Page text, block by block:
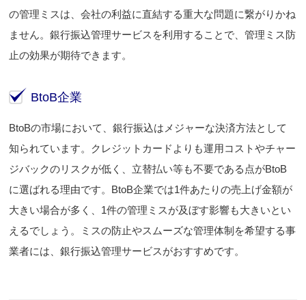
の管理ミスは、会社の利益に直結する重大な問題に繋がりかね
ません。銀行振込管理サービスを利用することで、管理ミス防
止の効果が期待できます。
BtoB企業
BtoBの市場において、銀行振込はメジャーな決済方法として
知られています。クレジットカードよりも運用コストやチャー
ジバックのリスクが低く、立替払い等も不要である点がBtoB
に選ばれる理由です。BtoB企業では1件あたりの売上げ金額が
大きい場合が多く、1件の管理ミスが及ぼす影響も大きいとい
えるでしょう。ミスの防止やスムーズな管理体制を希望する事
業者には、銀行振込管理サービスがおすすめです。